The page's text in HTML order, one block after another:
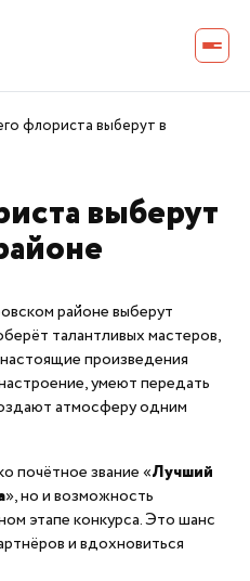
флориста выберут в
выберут
районе выберут
талантливых мастеров,
произведения
умеют передать
атмосферу одним
почётное звание «Лучший
», но и возможность
этапе конкурса. Это шанс
и вдохновиться